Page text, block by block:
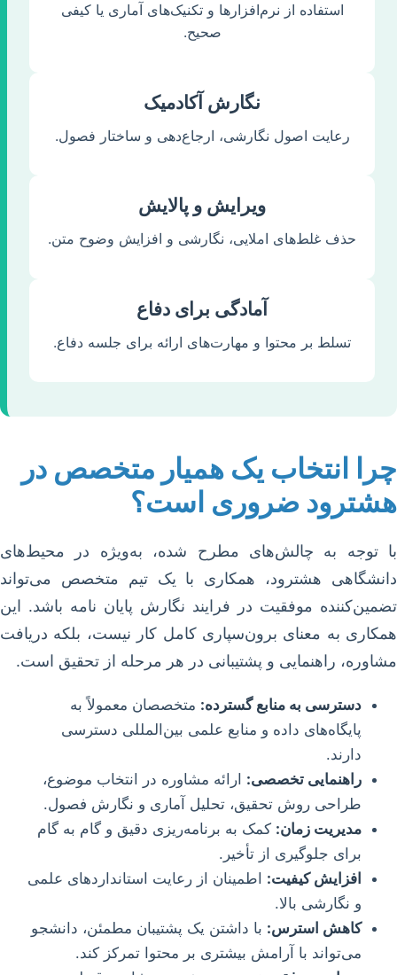
استفاده از نرم‌افزارها و تکنیک‌های آماری یا کیفی
صحیح.
نگارش آکادمیک
رعایت اصول نگارشی، ارجاع‌دهی و ساختار فصول.
ویرایش و پالایش
حذف غلط‌های املایی، نگارشی و افزایش وضوح متن.
آمادگی برای دفاع
تسلط بر محتوا و مهارت‌های ارائه برای جلسه دفاع.
چرا انتخاب یک همیار متخصص در
هشترود ضروری است؟
با توجه به چالش‌های مطرح شده، به‌ویژه در محیط‌های
دانشگاهی هشترود، همکاری با یک تیم متخصص می‌تواند
تضمین‌کننده موفقیت در فرایند نگارش پایان نامه باشد. این
همکاری به معنای برون‌سپاری کامل کار نیست، بلکه دریافت
مشاوره، راهنمایی و پشتیبانی در هر مرحله از تحقیق است.
دسترسی به منابع گسترده: متخصصان معمولاً به
پایگاه‌های داده و منابع علمی بین‌المللی دسترسی
دارند.
راهنمایی تخصصی: ارائه مشاوره در انتخاب موضوع،
طراحی روش تحقیق، تحلیل آماری و نگارش فصول.
مدیریت زمان: کمک به برنامه‌ریزی دقیق و گام به گام
برای جلوگیری از تأخیر.
افزایش کیفیت: اطمینان از رعایت استانداردهای علمی
و نگارشی بالا.
کاهش استرس: با داشتن یک پشتیبان مطمئن، دانشجو
می‌تواند با آرامش بیشتری بر محتوا تمرکز کند.